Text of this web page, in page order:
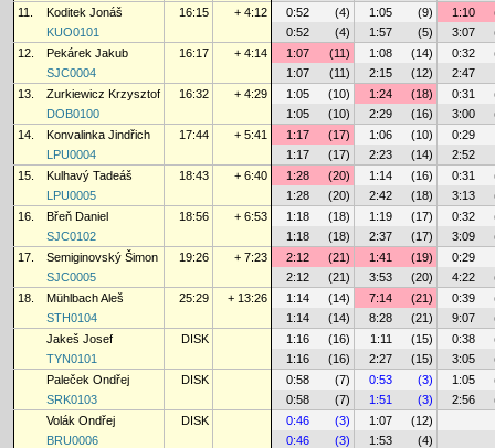
11.
Koditek Jonáš 16:15 + 4:12 0:52 (4) 1:05 (9) 1:10
KUO0101
0:52 (4) 1:57 (5) 3:07
12.
Pekárek Jakub 16:17 + 4:14 1:07 (11) 1:08 (14) 0:32
SJC0004
1:07 (11) 2:15 (12)
2:47
13.
Zurkiewicz Krzysztof 16:32 + 4:29 1:05 (10) 1:24 (18) 0:31
DOB0100
1:05 (10) 2:29 (16) 3:00
14.
Konvalinka Jindřich 17:44 + 5:41 1:17 (17) 1:06 (10)
0:29
LPU0004
1:17 (17) 2:23 (14)
2:52
15.
Kulhavý Tadeáš 18:43 + 6:40 1:28 (20) 1:14 (16) 0:31
LPU0005
1:28 (20) 2:42 (18) 3:13
16.
Břeň Daniel 18:56 + 6:53 1:18 (18) 1:19 (17) 0:32
SJC0102
1:18 (18) 2:37 (17) 3:09
17.
Semiginovský Šimon 19:26 + 7:23 2:12 (21) 1:41 (19)
0:29
SJC0005
2:12 (21) 3:53 (20) 4:22
18.
Mühlbach Aleš 25:29 + 13:26 1:14 (14) 7:14 (21) 0:39
STH0104
1:14 (14) 8:28 (21) 9:07
Jakeš Josef
DISK 1:16 (16) 1:11 (15) 0:38
TYN0101
1:16 (16) 2:27 (15) 3:05
Paleček Ondřej
DISK 0:58 (7) 0:53 (3) 1:05
SRK0103
0:58 (7) 1:51 (3) 2:56
Volák Ondřej
DISK 0:46 (3) 1:07
(12)
BRU0006
0:46 (3) 1:53 (4)